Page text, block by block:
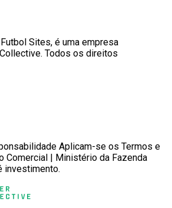
Sites, é uma empresa
Todos os direitos
Aplicam-se os Termos e
Comercial | Ministério da Fazenda
investimento.